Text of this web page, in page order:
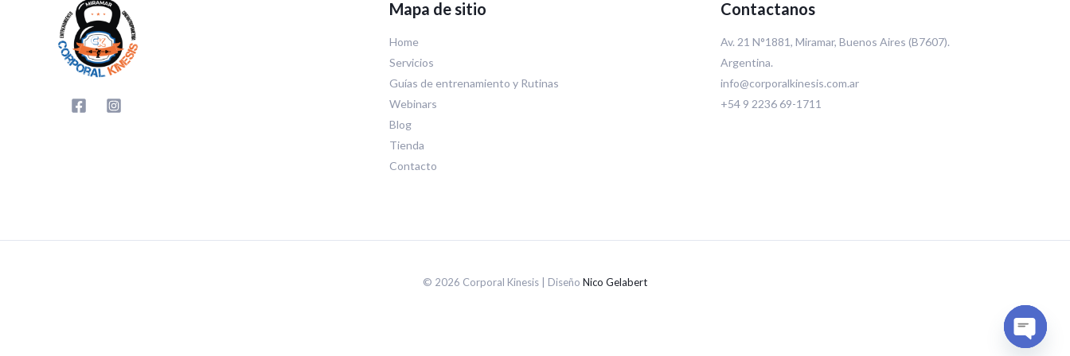
Mapa de sitio
Home
Servicios
Guías de entrenamiento y Rutinas
Webinars
Blog
Tienda
Contacto
Contactanos
Av. 21 N°1881, Miramar, Buenos Aires (B7607).
Argentina.
info@corporalkinesis.com.ar
+54 9 2236 69-1711
© 2026 Corporal Kinesis | Diseño Nico Gelabert
Open